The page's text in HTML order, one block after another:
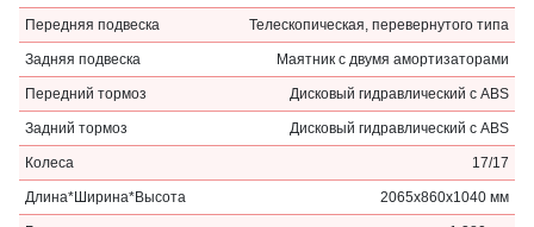
Передняя подвеска Телескопическая, перевернутого типа
Задняя подвеска Маятник с двумя амортизаторами
Передний тормоз Дисковый гидравлический с ABS
Задний тормоз Дисковый гидравлический с ABS
Колеса 17/17
Длина*Ширина*Высота 2065x860x1040 мм